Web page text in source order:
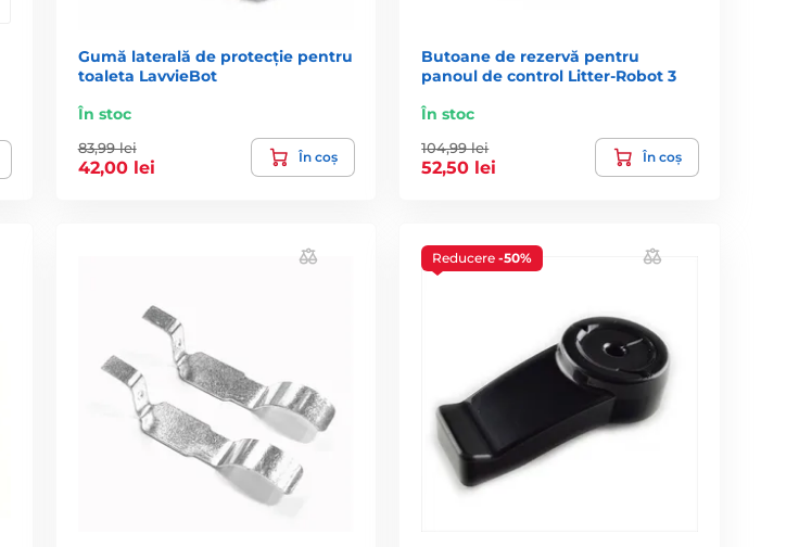
Gumă laterală de protecție pentru
toaleta LavvieBot
În stoc
83,99 lei
42,00 lei
În coș
Butoane de rezervă pentru
panoul de control Litter-Robot 3
În stoc
104,99 lei
52,50 lei
În coș
Reducere-50%